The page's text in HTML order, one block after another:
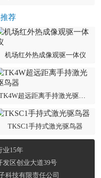
荐
机场红外热成像观驱一体仪
TK4W超远距离手持激光驱鸟器
TKSC1手持式激光驱鸟器
业15年
发区创业大道39号
科技有限责任公司